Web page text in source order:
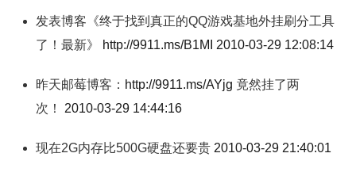
发表博客《终于找到真正的QQ游戏基地外挂刷分工具
了！最新》
http://9911.ms/B1MI 2010-03-29 12:08:14
昨天邮莓博客： http://9911.ms/AYjg 竟然挂了两
次！ 2010-03-29 14:44:16
现在2G内存比500G硬盘还要贵 2010-03-29 21:40:01